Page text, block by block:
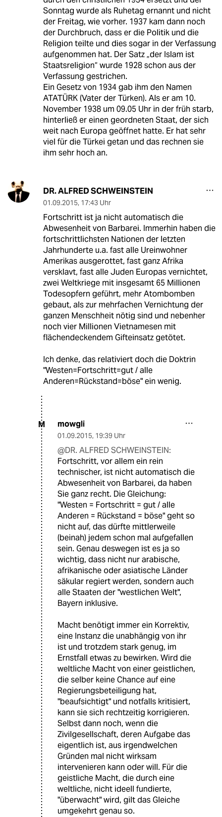
Sonntag wurde als Ruhetag ernannt und nicht
der Freitag, wie vorher. 1937 kam dann noch
der Durchbruch, dass er die Politik und die
Religion teilte und dies sogar in der Verfassung
aufgenommen hat. Der Satz „der Islam ist
Staatsreligion“ wurde 1928 schon aus der
Verfassung gestrichen.
Ein Gesetz von 1934 gab ihm den Namen
ATATÜRK (Vater der Türken). Als er am 10.
November 1938 um 09.05 Uhr in der früh starb,
hinterließ er einen geordneten Staat, der sich
weit nach Europa geöffnet hatte. Er hat sehr
viel für die Türkei getan und das rechnen sie
ihm sehr hoch an.
DR. ALFRED SCHWEINSTEIN
01.09.2015, 17:43 Uhr
Fortschritt ist ja nicht automatisch die
Abwesenheit von Barbarei. Immerhin haben die
fortschrittlichsten Nationen der letzten
Jahrhunderte u.a. fast alle Ureinwohner
Amerikas ausgerottet, fast ganz Afrika
versklavt, fast alle Juden Europas vernichtet,
zwei Weltkriege mit insgesamt 65 Millionen
Todesopfern geführt, mehr Atombomben
gebaut, als zur mehrfachen Vernichtung der
ganzen Menschheit nötig sind und nebenher
noch vier Millionen Vietnamesen mit
flächendeckendem Gifteinsatz getötet.
Ich denke, das relativiert doch die Doktrin
"Westen=Fortschritt=gut / alle
Anderen=Rückstand=böse" ein wenig.
M mowgli
01.09.2015, 19:39 Uhr
@DR. ALFRED SCHWEINSTEIN:
Fortschritt, vor allem ein rein
technischer, ist nicht automatisch die
Abwesenheit von Barbarei, da haben
Sie ganz recht. Die Gleichung:
"Westen = Fortschritt = gut / alle
Anderen = Rückstand = böse" geht so
nicht auf, das dürfte mittlerweile
(beinah) jedem schon mal aufgefallen
sein. Genau deswegen ist es ja so
wichtig, dass nicht nur arabische,
afrikanische oder asiatische Länder
säkular regiert werden, sondern auch
alle Staaten der "westlichen Welt",
Bayern inklusive.
Macht benötigt immer ein Korrektiv,
eine Instanz die unabhängig von ihr
ist und trotzdem stark genug, im
Ernstfall etwas zu bewirken. Wird die
weltliche Macht von einer geistlichen,
die selber keine Chance auf eine
Regierungsbeteiligung hat,
"beaufsichtigt" und notfalls kritisiert,
kann sie sich rechtzeitig korrigieren.
Selbst dann noch, wenn die
Zivilgesellschaft, deren Aufgabe das
eigentlich ist, aus irgendwelchen
Gründen mal nicht wirksam
intervenieren kann oder will. Für die
geistliche Macht, die durch eine
weltliche, nicht ideell fundierte,
"überwacht" wird, gilt das Gleiche
umgekehrt genau so.